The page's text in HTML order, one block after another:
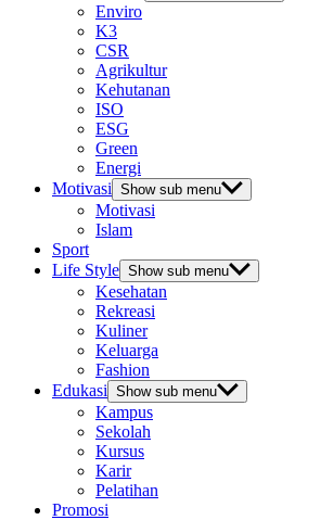
Enviro
K3
CSR
Agrikultur
Kehutanan
ISO
ESG
Green
Energi
Motivasi Show sub menu
Motivasi
Islam
Sport
Life Style Show sub menu
Kesehatan
Rekreasi
Kuliner
Keluarga
Fashion
Edukasi Show sub menu
Kampus
Sekolah
Kursus
Karir
Pelatihan
Promosi